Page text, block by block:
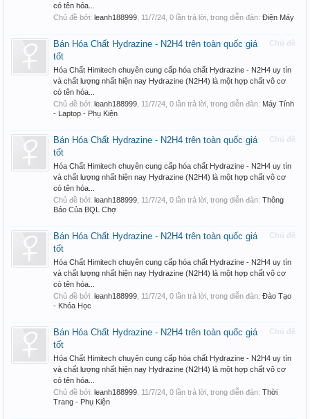
có tên hóa...
Chủ đề bởi: leanh188999 11/7/24 , 0 lần trả lời, trong diễn đàn: Điện Máy
Chủ đề
Bán Hóa Chất Hydrazine - N2H4 trên toàn quốc giá
tốt
Hóa Chất Himitech chuyên cung cấp hóa chất Hydrazine - N2H4 uy tín
và chất lượng nhất hiện nay Hydrazine (N2H4) là một hợp chất vô cơ
có tên hóa...
Chủ đề bởi: leanh188999 11/7/24 , 0 lần trả lời, trong diễn đàn: Máy Tính
- Laptop - Phụ Kiện
Chủ đề
Bán Hóa Chất Hydrazine - N2H4 trên toàn quốc giá
tốt
Hóa Chất Himitech chuyên cung cấp hóa chất Hydrazine - N2H4 uy tín
và chất lượng nhất hiện nay Hydrazine (N2H4) là một hợp chất vô cơ
có tên hóa...
Chủ đề bởi: leanh188999 11/7/24 , 0 lần trả lời, trong diễn đàn: Thông
Báo Của BQL Chợ
Chủ đề
Bán Hóa Chất Hydrazine - N2H4 trên toàn quốc giá
tốt
Hóa Chất Himitech chuyên cung cấp hóa chất Hydrazine - N2H4 uy tín
và chất lượng nhất hiện nay Hydrazine (N2H4) là một hợp chất vô cơ
có tên hóa...
Chủ đề bởi: leanh188999 11/7/24 , 0 lần trả lời, trong diễn đàn: Đào Tạo
- Khóa Học
Chủ đề
Bán Hóa Chất Hydrazine - N2H4 trên toàn quốc giá
tốt
Hóa Chất Himitech chuyên cung cấp hóa chất Hydrazine - N2H4 uy tín
và chất lượng nhất hiện nay Hydrazine (N2H4) là một hợp chất vô cơ
có tên hóa...
Chủ đề bởi: leanh188999 11/7/24 , 0 lần trả lời, trong diễn đàn: Thời
Trang - Phụ Kiện